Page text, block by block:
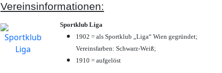
Vereinsinformationen:
Sportklub Liga
1902 = als Sportklub „Liga“ Wien gegründet;
Vereinsfarben: Schwarz-Weiß;
1910 = aufgelöst